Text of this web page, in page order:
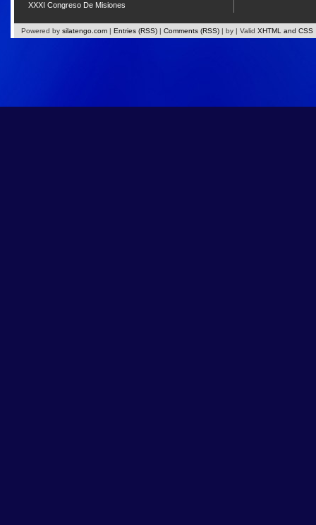
XXXI Congreso De Misiones
Powered by silatengo.com | Entries (RSS) | Comments (RSS) | by | Valid XHTML and CSS